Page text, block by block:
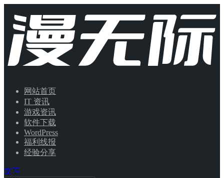
网站首页
IT 资讯
游戏资讯
软件下载
WordPress
福利线报
经验分享
文章